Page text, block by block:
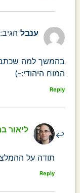
ענבל הגיב:
בהמשך למה
המוח היהודי:-)
Reply
ליאור
תודה על
Reply